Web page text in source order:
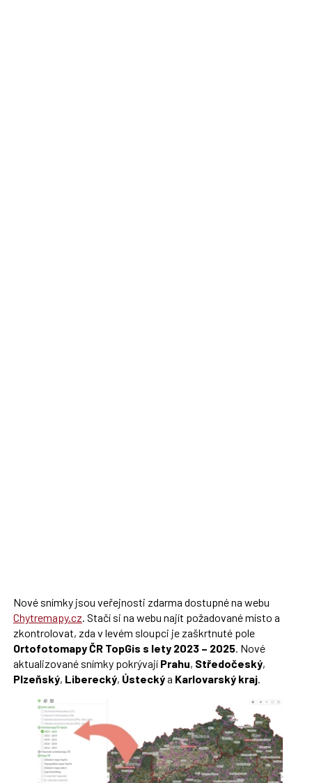
Nové snímky jsou veřejnosti zdarma dostupné na webu
Chytremapy.cz . Stačí si na webu najít požadované místo a
zkontrolovat, zda v levém sloupci je zaškrtnuté pole
Ortofotomapy ČR TopGis s lety 2023 – 2025. Nové
aktualizované snímky pokrývají Prahu, Středočeský,
Plzeňský, Liberecký, Ústeckýa Karlovarský kraj.